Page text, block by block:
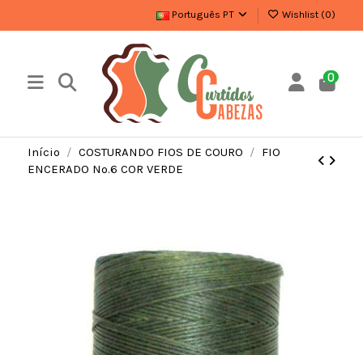
Português PT Wishlist (0)
0
Início COSTURANDO FIOS DE COURO
FIO
ENCERADO Nº.6 COR VERDE